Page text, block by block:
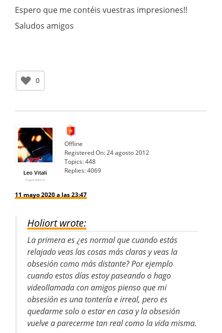
Espero que me contéis vuestras impresiones!!
Saludos amigos
0
Leo Vitali
SuperAdmin
Offline
Registered On:24 agosto 2012
Topics:448
Replies:4069
11 mayo 2020 a las 23:47
Holiort wrote:
La primera es ¿es normal que cuando estás
relajado veas las cosas más claras y veas la
obsesión como más distante? Por ejemplo
cuando estos días estoy paseando o hago
videollamada con amigos pienso que mi
obsesión es una tontería e irreal, pero es
quedarme solo o estar en casa y la obsesión
vuelve a parecerme tan real como la vida misma.